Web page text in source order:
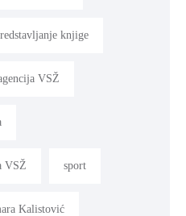
knjige
VSŽ
VSŽ sport
Kalistović